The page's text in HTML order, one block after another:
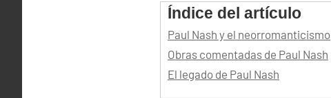
Índice del artículo
Paul Nash y el neorromanticismo
Obras comentadas de Paul Nash
El legado de Paul Nash